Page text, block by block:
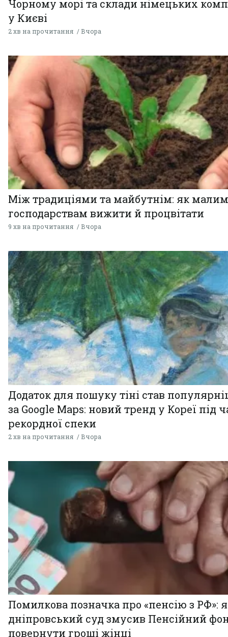
Чорному морі та склади німецьких
у Києві
2 хв на прочитання Вчора
Між традиціями та майбутнім: як малим
господарствам вижити й процвітати
9 хв на прочитання Вчора
Додаток для пошуку тіні став
за Google Maps: новий тренд у Кореї під
рекордної спеки
2 хв на прочитання Вчора
Помилкова позначка про «пенсію з РФ»:
дніпровський суд змусив Пенсійний
повернути гроші жінці